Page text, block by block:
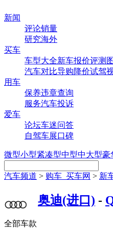
新闻
评论销量
研究海外
买车
车型大全新车报价评测
汽车对比导购降价试驾
用车
保养违章查询
服务汽车投诉
爱车
论坛车迷问答
自驾车展口碑
微型小型紧凑型中型中大型豪
汽车频道 > 购车_买车网 > 新
奥迪(进口) -
全部车款